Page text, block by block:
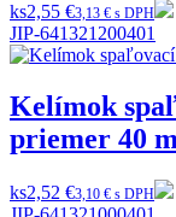
ks2,55 €3,13 € s DPH
JIP-641321200401
Kelímok
priemer 40
ks2,52 €3,10 € s DPH